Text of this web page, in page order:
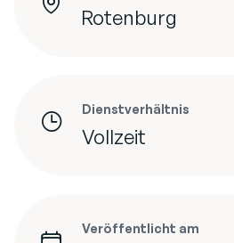
Rotenburg
Dienstverhältnis
Vollzeit
Veröffentlicht am